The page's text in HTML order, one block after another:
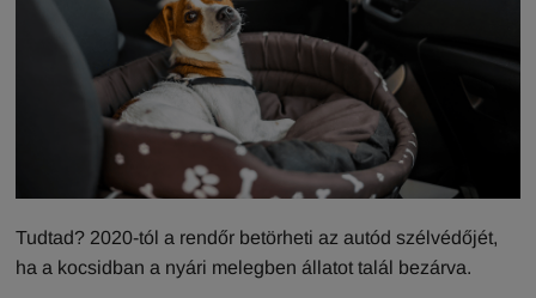
Tudtad? 2020-tól a rendőr betörheti az autód szélvédőjét,
ha a kocsidban a nyári melegben állatot talál bezárva.